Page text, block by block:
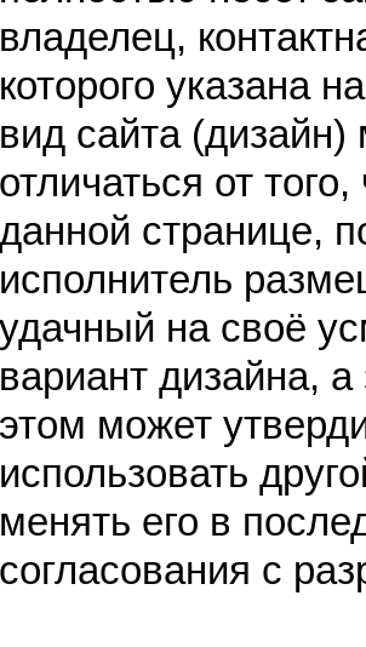
владелец,
которого указана
вид сайта (дизайн)
отличаться от
данной странице,
исполнитель
удачный на своё
вариант дизайна, а
этом может
использовать
менять его в
согласования с